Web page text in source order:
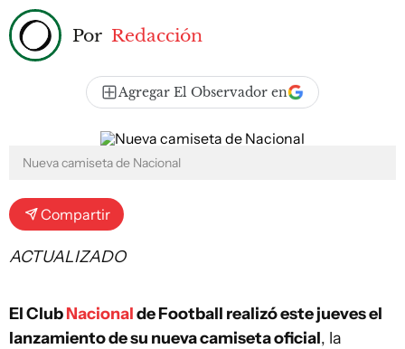
Por Redacción
Agregar El Observador en
Nueva camiseta de Nacional
Compartir
ACTUALIZADO
El ClubNacionalde Football realizó este jueves el
lanzamiento de su nueva camiseta oficial, la